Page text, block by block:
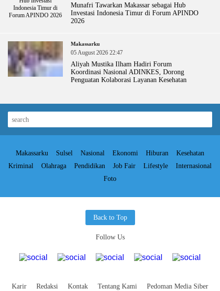
Munafri Tawarkan Makassar sebagai Hub
Investasi Indonesia Timur di Forum APINDO
2026
Makassarku
05 August 2026 22:47
Aliyah Mustika Ilham Hadiri Forum
Koordinasi Nasional ADINKES, Dorong
Penguatan Kolaborasi Layanan Kesehatan
Makassarku Sulsel Nasional Ekonomi Hiburan
Kesehatan
Kriminal
Olahraga Pendidikan Job Fair Lifestyle
Internasional
Foto
Back to Top
Follow Us
Karir Redaksi Kontak Tentang Kami Pedoman Media Siber